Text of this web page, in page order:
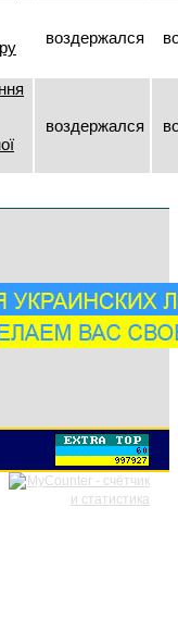
воздержался
воздержался